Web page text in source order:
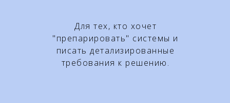
Для тех, кто хочет
"препарировать" системы и
писать детализированные
требования к решению.